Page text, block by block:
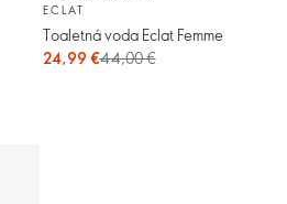
ECLAT
Toaletná voda Eclat Femme
24,99 €44,00 €